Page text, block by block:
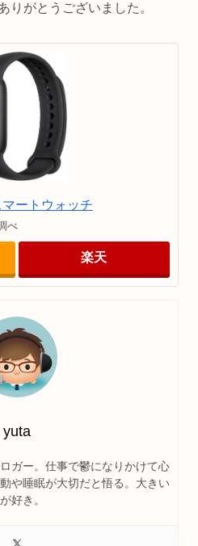
りがとうございました。
ートウォッチ
べ
楽天
yuta
ガー。仕事で鬱になりかけて心
や睡眠が大切だと悟る。大きい
好き。